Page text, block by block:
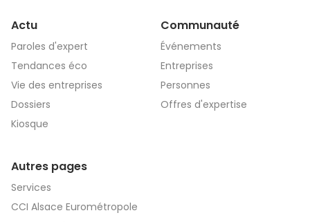
Actu
Paroles d'expert
Tendances éco
Vie des entreprises
Dossiers
Kiosque
Communauté
Événements
Entreprises
Personnes
Offres d'expertise
Autres pages
Services
CCI Alsace Eurométropole